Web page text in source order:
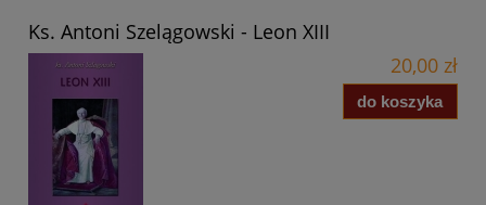
Ks. Antoni Szelągowski - Leon XIII
20,00 zł
do koszyka